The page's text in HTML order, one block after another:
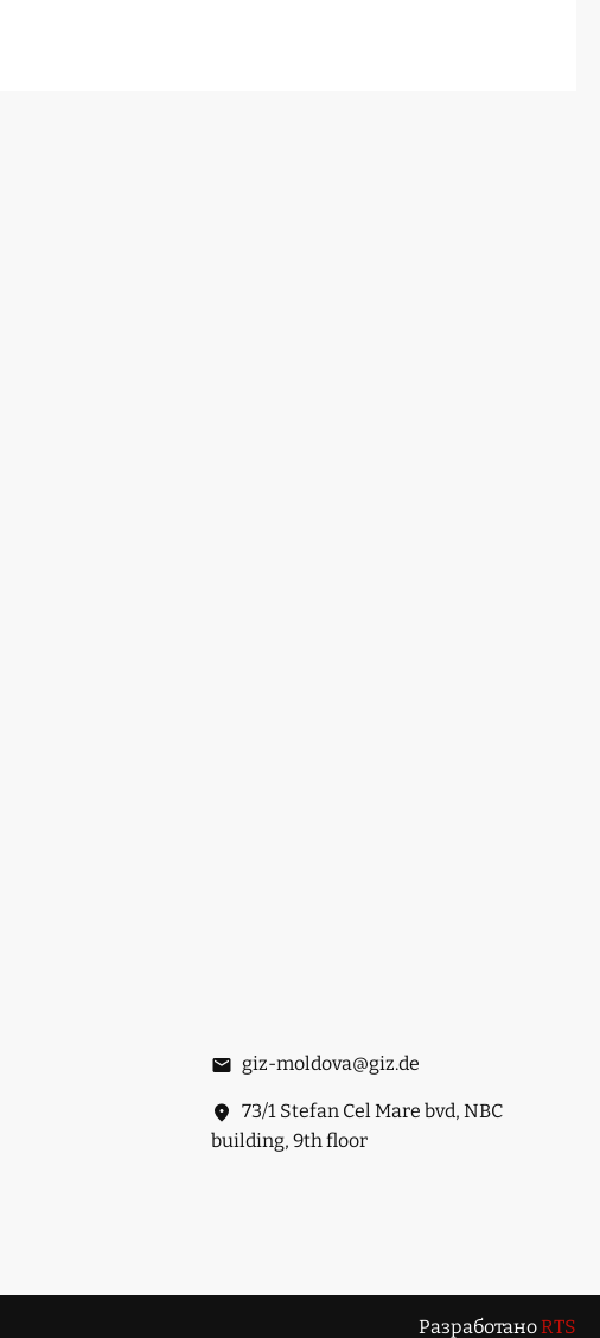
giz-moldova@giz.de
73/1 Stefan Cel Mare bvd, NBC
building, 9th floor
РазработаноRTS